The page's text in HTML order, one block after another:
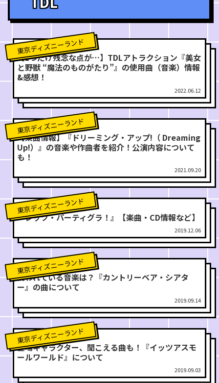
東京ディズニーランド
【1つだけ残念な点が…】TDLアトラクション『美女
と野獣 “魔法のものがたり”』の使用曲（音楽）情報
&感想！
2022.06.12
東京ディズニーランド
【楽曲情報】『ドリーミング・アップ!（ Dreaming
Up!）』の音楽や作曲者を紹介！公演内容について
も！
2021.09.20
東京ディズニーランド
『レッツ・パーティグラ！』【楽曲・CD情報など】
2019.12.06
東京ディズニーランド
使われている音楽は？『カントリーベア・シアタ
ー』の曲について
2019.09.14
東京ディズニーランド
登場キャラクター、聞こえる曲も！『イッツアスモ
ールワールド』について
2019.09.03